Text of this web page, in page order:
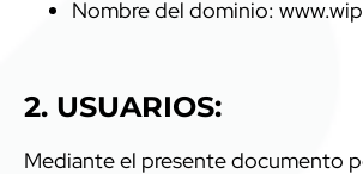
Nombre del dominio:
2. USUARIOS:
Mediante el presente documento